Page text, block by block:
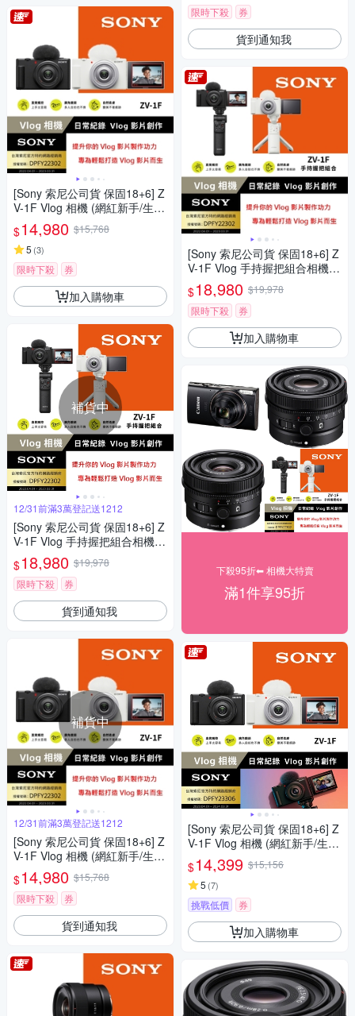
[Sony 索尼公司貨 保固18+6] Z
V-1F Vlog 相機 (網紅新手/生活
隨拍)
$14,980 $15,768
5 (3)
限時下殺 券
加入購物車
補貨中
12/31前滿3萬登記送1212
[Sony 索尼公司貨 保固18+6] Z
V-1F Vlog 手持握把組合相機
(網紅新手/生活隨拍)
$18,980 $19,978
限時下殺
券
貨到通知我
補貨中
12/31前滿3萬登記送1212
[Sony 索尼公司貨 保固18+6] Z
V-1F Vlog 相機 (網紅新手/生活
隨拍)
$14,980 $15,768
限時下殺
券
貨到通知我
限時下殺 券
貨到通知我
[Sony 索尼公司貨 保固18+6] Z
V-1F Vlog 手持握把組合相機
(網紅新手/生活隨拍)
$18,980 $19,978
限時下殺
券
加入購物車
下殺95折⬅︎ 相機大特賣
滿1件享95折
[Sony 索尼公司貨 保固18+6] Z
V-1F Vlog 相機 (網紅新手/生活
隨拍)
$14,399 $15,156
5 (7)
挑戰低價 券
加入購物車